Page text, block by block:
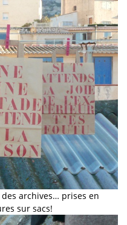
des archives… prises en
sur sacs!